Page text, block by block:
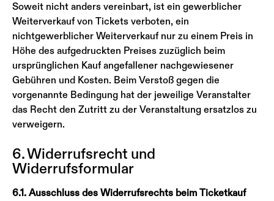
Soweit nicht anders vereinbart, ist ein gewerblicher
Weiterverkauf von Tickets verboten, ein
nichtgewerblicher Weiterverkauf nur zu einem Preis in
Höhe des aufgedruckten Preises zuzüglich beim
ursprünglichen Kauf angefallener nachgewiesener
Gebühren und Kosten. Beim Verstoß gegen die
vorgenannte Bedingung hat der jeweilige Veranstalter
das Recht den Zutritt zu der Veranstaltung ersatzlos zu
verweigern.
6. Widerrufsrecht und
Widerrufsformular
6.1. Ausschluss des Widerrufsrechts beim Ticketkauf